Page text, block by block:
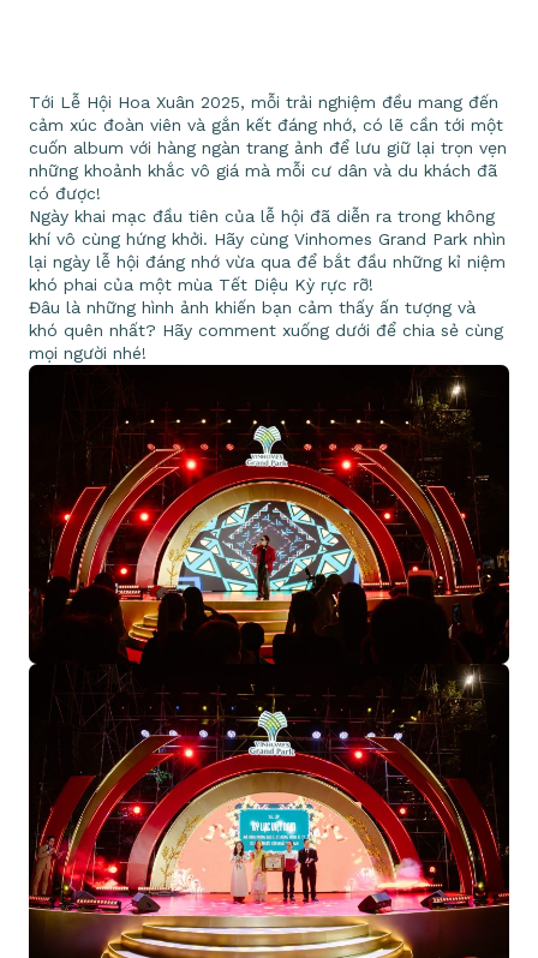
Tới Lễ Hội Hoa Xuân 2025, mỗi trải nghiệm đều mang đến
cảm xúc đoàn viên và gắn kết đáng nhớ, có lẽ cần tới một
cuốn album với hàng ngàn trang ảnh để lưu giữ lại trọn vẹn
những khoảnh khắc vô giá mà mỗi cư dân và du khách đã
có được!
Ngày khai mạc đầu tiên của lễ hội đã diễn ra trong không
khí vô cùng hứng khởi. Hãy cùng Vinhomes Grand Park nhìn
lại ngày lễ hội đáng nhớ vừa qua để bắt đầu những kỉ niệm
khó phai của một mùa Tết Diệu Kỳ rực rỡ!
Đâu là những hình ảnh khiến bạn cảm thấy ấn tượng và
khó quên nhất? Hãy comment xuống dưới để chia sẻ cùng
mọi người nhé!